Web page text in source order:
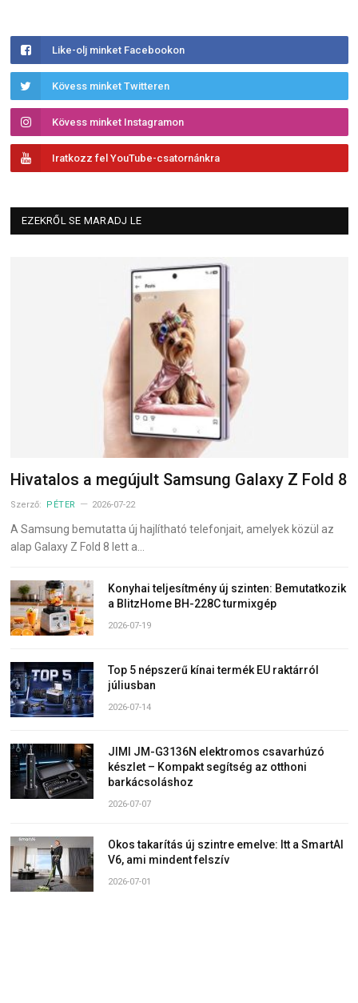
Like-olj minket Facebookon
Kövess minket Twitteren
Kövess minket Instagramon
Iratkozz fel YouTube-csatornánkra
EZEKRŐL SE MARADJ LE
Hivatalos a megújult Samsung Galaxy Z Fold 8
Szerző: PÉTER 2026-07-22
A Samsung bemutatta új hajlítható telefonjait, amelyek közül az
alap Galaxy Z Fold 8 lett a…
Konyhai teljesítmény új szinten: Bemutatkozik
a BlitzHome BH-228C turmixgép
2026-07-19
Top 5 népszerű kínai termék EU raktárról
júliusban
2026-07-14
JIMI JM-G3136N elektromos csavarhúzó
készlet – Kompakt segítség az otthoni
barkácsoláshoz
2026-07-07
Okos takarítás új szintre emelve: Itt a SmartAI
V6, ami mindent felszív
2026-07-01